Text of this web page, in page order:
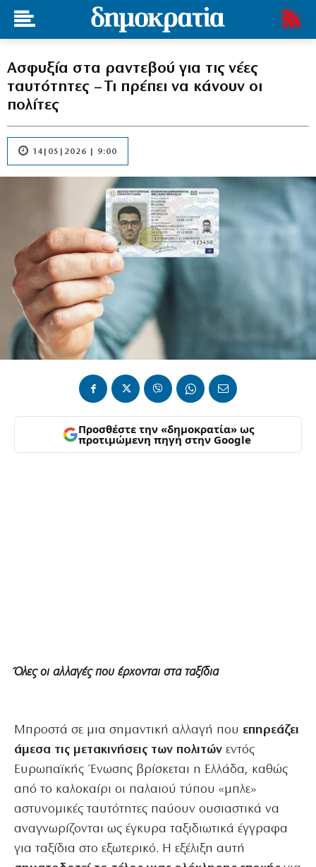
Ασφυξία στα ραντεβού για τις νέες
ταυτότητες – Τι πρέπει να κάνουν οι
πολίτες
14|05|2026 | 9:00
Προσθέστε την «δημοκρατία» ως
προτιμώμενη πηγή στην Google
Όλες οι αλλαγές που έρχονται στα ταξίδια
Μπροστά σε μια σημαντική αλλαγή που επηρεάζει
άμεσα τις μετακινήσεις των πολιτών εντός
Ευρωπαϊκής Ένωσης βρίσκεται η Ελλάδα, καθώς
από το καλοκαίρι οι παλαιού τύπου «μπλε»
αστυνομικές ταυτότητες παύουν ουσιαστικά να
αναγνωρίζονται ως έγκυρα ταξιδιωτικά έγγραφα
για ταξίδια στο εξωτερικό. Η εξέλιξη αυτή